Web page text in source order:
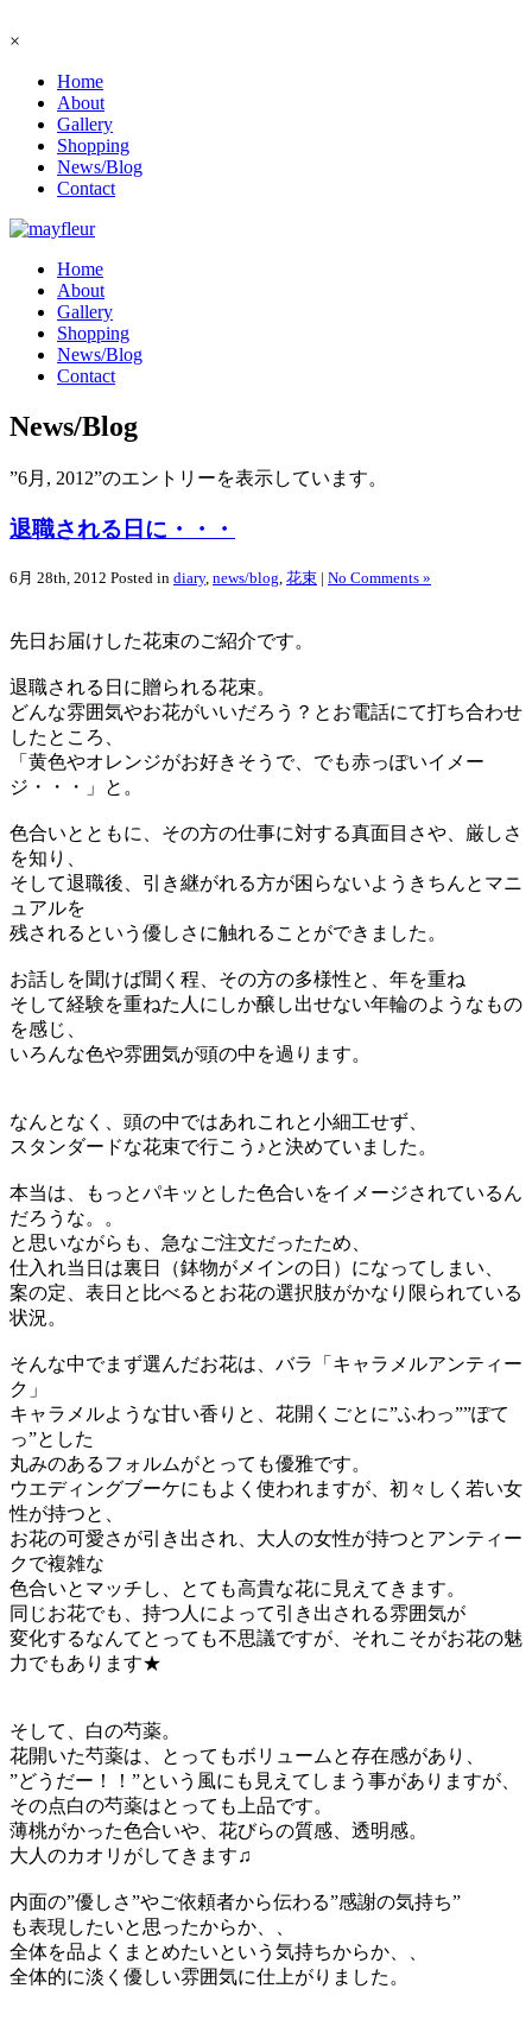
×
Home
About
Gallery
Shopping
News/Blog
Contact
Home
About
Gallery
Shopping
News/Blog
Contact
News/Blog
”6月, 2012”のエントリーを表示しています。
退職される日に・・・
6月 28th, 2012 Posted in diary, news/blog, 花束 | No Comments »
先日お届けした花束のご紹介です。
退職される日に贈られる花束。
どんな雰囲気やお花がいいだろう？とお電話にて打ち合わせ
したところ、
「黄色やオレンジがお好きそうで、でも赤っぽいイメー
ジ・・・」と。
色合いとともに、その方の仕事に対する真面目さや、厳しさ
を知り、
そして退職後、引き継がれる方が困らないようきちんとマニ
ュアルを
残されるという優しさに触れることができました。
お話しを聞けば聞く程、その方の多様性と、年を重ね
そして経験を重ねた人にしか醸し出せない年輪のようなもの
を感じ、
いろんな色や雰囲気が頭の中を過ります。
なんとなく、頭の中ではあれこれと小細工せず、
スタンダードな花束で行こう♪と決めていました。
本当は、もっとパキッとした色合いをイメージされているん
だろうな。。
と思いながらも、急なご注文だったため、
仕入れ当日は裏日（鉢物がメインの日）になってしまい、
案の定、表日と比べるとお花の選択肢がかなり限られている
状況。
そんな中でまず選んだお花は、バラ「キャラメルアンティー
ク」
キャラメルような甘い香りと、花開くごとに”ふわっ””ぽて
っ”とした
丸みのあるフォルムがとっても優雅です。
ウエディングブーケにもよく使われますが、初々しく若い女
性が持つと、
お花の可愛さが引き出され、大人の女性が持つとアンティー
クで複雑な
色合いとマッチし、とても高貴な花に見えてきます。
同じお花でも、持つ人によって引き出される雰囲気が
変化するなんてとっても不思議ですが、それこそがお花の魅
力でもあります★
そして、白の芍薬。
花開いた芍薬は、とってもボリュームと存在感があり、
”どうだー！！”という風にも見えてしまう事がありますが、
その点白の芍薬はとっても上品です。
薄桃がかった色合いや、花びらの質感、透明感。
大人のカオリがしてきます♫
内面の”優しさ”やご依頼者から伝わる”感謝の気持ち”
も表現したいと思ったからか、、
全体を品よくまとめたいという気持ちからか、、
全体的に淡く優しい雰囲気に仕上がりました。